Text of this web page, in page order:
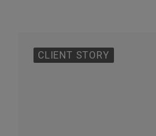
CLIENT STORY